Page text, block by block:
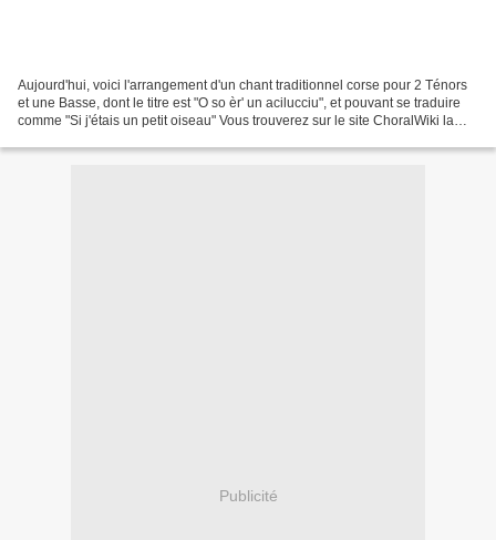
Aujourd'hui, voici l'arrangement d'un chant traditionnel corse pour 2 Ténors
et une Basse, dont le titre est "O so èr' un acilucciu", et pouvant se traduire
comme "Si j'étais un petit oiseau" Vous trouverez sur le site ChoralWiki la
Publicité